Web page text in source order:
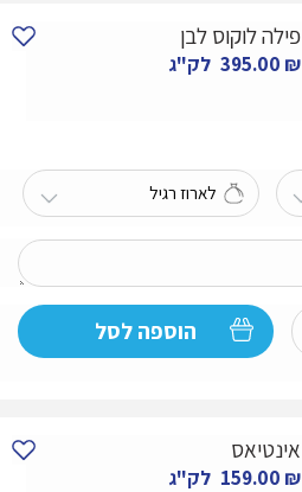
פילה לוקוס לבן
395.00 ₪ לק"ג
הוספה לסל
אינטיאס
159.00 ₪ לק"ג